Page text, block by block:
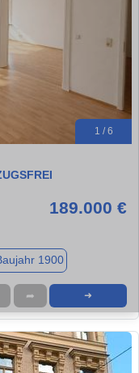
1 / 6
189.000 €
1900
➦ ➜